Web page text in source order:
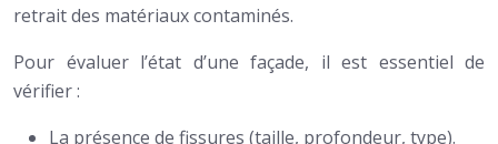
retrait des matériaux contaminés.
Pour évaluer l’état d’une façade, il est essentiel de
vérifier :
La présence de fissures (taille, profondeur, type).